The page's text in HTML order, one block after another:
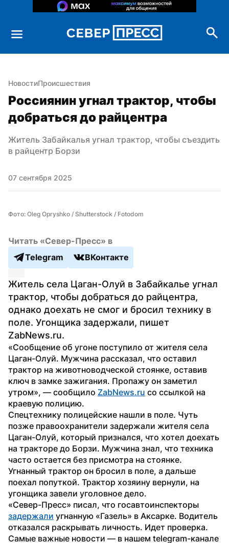
НовостиПроисшествия
Россиянин угнал трактор, чтобы
добраться до райцентра
Житель Забайкалья угнал трактор, чтобы съездить
в райцентр Борзи
07 сентября 2025
Фото: Oleg Opryshko / Shutterstock / Fotodom
Читать «Север-Пресс» в
Telegram
ВКонтакте
Житель села Цаган-Олуй в Забайкалье угнал
трактор, чтобы добраться до райцентра,
однако доехать не смог и бросил технику в
поле. Угонщика задержали, пишет
ZabNews.ru.
«Сообщение об угоне поступило от жителя села
Цаган-Олуй. Мужчина рассказал, что оставил
трактор на животноводческой стоянке, оставив
ключ в замке зажигания. Пропажу он заметил
утром», — сообщило ZabNews.ru со ссылкой на
краевую полицию.
Спецтехнику полицейские нашли в поле. Чуть
позже правоохранители задержали жителя села
Цаган-Олуй, который признался, что хотел доехать
на тракторе до Борзи. Мужчина знал, что техника
часто остается без присмотра на стоянке.
Угнанный трактор он бросил в поле, а дальше
поехал попуткой. Трактор хозяину вернули, на
угонщика завели уголовное дело.
задержали угнанную «Газель» в Аксарке. Водитель
отказался раскрывать личность. Идет проверка.